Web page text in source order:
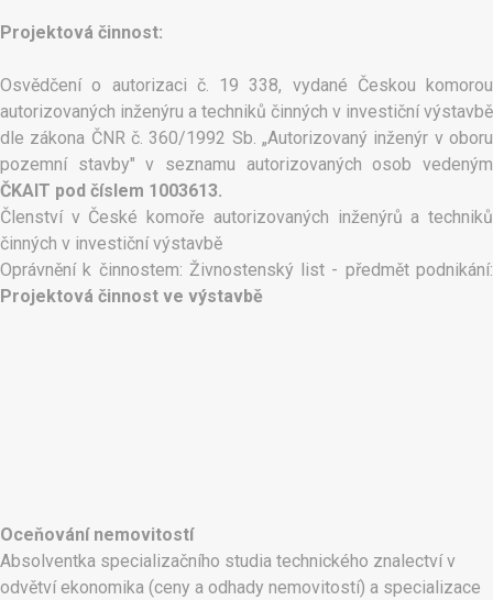
Projektová činnost:
Osvědčení o autorizaci č. 19 338, vydané Českou komorou
autorizovaných inženýru a techniků činných v investiční výstavbě
dle zákona ČNR č. 360/1992 Sb. „Autorizovaný inženýr v oboru
pozemní stavby" v seznamu autorizovaných osob vedeným
ČKAIT pod číslem 1003613.
Členství v České komoře autorizovaných inženýrů a techniků
činných v investiční výstavbě
Oprávnění k činnostem: Živnostenský list - předmět podnikání:
Projektová činnost ve výstavbě
Oceňování nemovitostí
Absolventka specializačního studia technického znalectví v
odvětví ekonomika (ceny a odhady nemovitostí) a specializace